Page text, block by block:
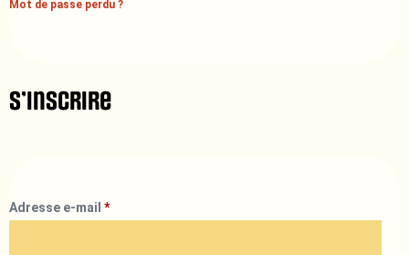
Mot de passe perdu ?
S’inscrire
Adresse e-mail *